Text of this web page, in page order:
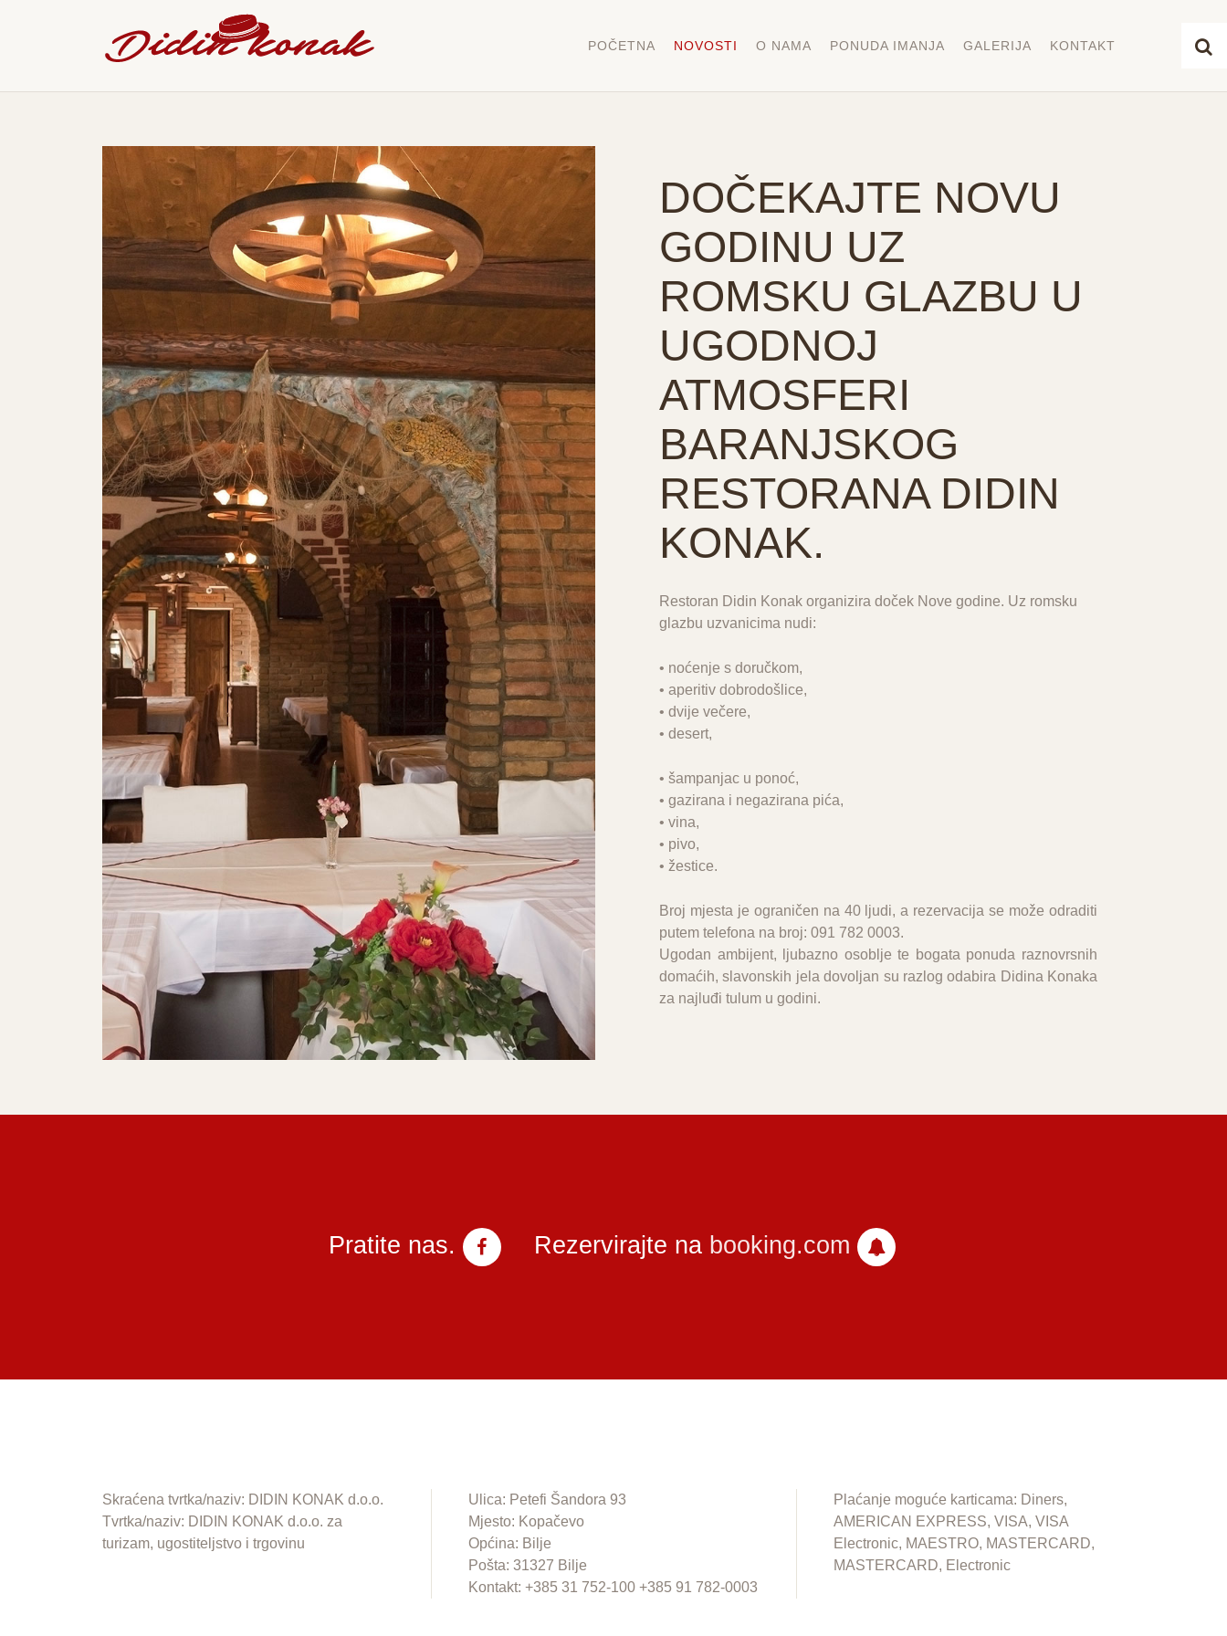
POČETNA NOVOSTI O NAMA PONUDA IMANJA GALERIJA KONTAKT
DOČEKAJTE NOVU
GODINU UZ
ROMSKU GLAZBU U
UGODNOJ
ATMOSFERI
BARANJSKOG
RESTORANA DIDIN
KONAK.
Restoran Didin Konak organizira doček Nove godine. Uz romsku
glazbu uzvanicima nudi:
• noćenje s doručkom,
• aperitiv dobrodošlice,
• dvije večere,
• desert,
• šampanjac u ponoć,
• gazirana i negazirana pića,
• vina,
• pivo,
• žestice.
Broj mjesta je ograničen na 40 ljudi, a rezervacija se može odraditi
putem telefona na broj: 091 782 0003.
Ugodan ambijent, ljubazno osoblje te bogata ponuda raznovrsnih
domaćih, slavonskih jela dovoljan su razlog odabira Didina Konaka
za najluđi tulum u godini.
Pratite nas. Rezervirajte na booking.com
Skraćena tvrtka/naziv: DIDIN KONAK d.o.o.
Tvrtka/naziv: DIDIN KONAK d.o.o. za
turizam, ugostiteljstvo i trgovinu
Ulica: Petefi Šandora 93
Mjesto: Kopačevo
Općina: Bilje
Pošta: 31327 Bilje
Kontakt: +385 31 752-100 +385 91 782-0003
Plaćanje moguće karticama: Diners,
AMERICAN EXPRESS, VISA, VISA
Electronic, MAESTRO, MASTERCARD,
MASTERCARD, Electronic